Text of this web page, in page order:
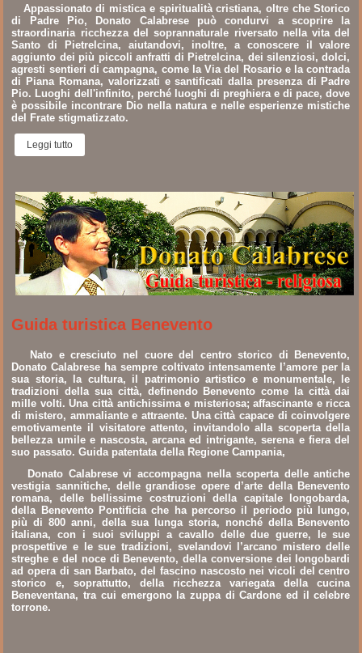
Appassionato di mistica e spiritualità cristiana, oltre che Storico
di Padre Pio, Donato Calabrese può condurvi a scoprire la
straordinaria ricchezza del soprannaturale riversato nella vita del
Santo di Pietrelcina, aiutandovi, inoltre, a conoscere il valore
aggiunto dei più piccoli anfratti di Pietrelcina, dei silenziosi, dolci,
agresti sentieri di campagna, come la Via del Rosario e la contrada
di Piana Romana, valorizzati e santificati dalla presenza di Padre
Pio. Luoghi dell'infinito, perché luoghi di preghiera e di pace, dove
è possibile incontrare Dio nella natura e nelle esperienze mistiche
del Frate stigmatizzato.
Leggi tutto
Guida turistica Benevento
Nato e cresciuto nel cuore del centro storico di Benevento,
Donato Calabrese ha sempre coltivato intensamente l’amore per la
sua storia, la cultura, il patrimonio artistico e monumentale, le
tradizioni della sua città, definendo Benevento come la città dai
mille volti. Una città antichissima e misteriosa; affascinante e ricca
di mistero, ammaliante e attraente. Una città capace di coinvolgere
emotivamente il visitatore attento, invitandolo alla scoperta della
bellezza umile e nascosta, arcana ed intrigante, serena e fiera del
suo passato. Guida patentata della Regione Campania,
Donato Calabrese vi accompagna nella scoperta delle antiche
vestigia sannitiche, delle grandiose opere d’arte della Benevento
romana, delle bellissime costruzioni della capitale longobarda,
della Benevento Pontificia che ha percorso il periodo più lungo,
più di 800 anni, della sua lunga storia, nonché della Benevento
italiana, con i suoi sviluppi a cavallo delle due guerre, le sue
prospettive e le sue tradizioni, svelandovi l’arcano mistero delle
streghe e del noce di Benevento, della conversione dei longobardi
ad opera di san Barbato, del fascino nascosto nei vicoli del centro
storico e, soprattutto, della ricchezza variegata della cucina
Beneventana, tra cui emergono la zuppa di Cardone ed il celebre
torrone.